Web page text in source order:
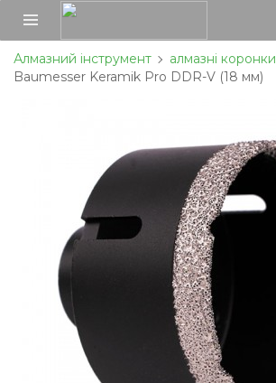
Алмазний інструмент алмазні коронки
Baumesser Keramik Pro DDR-V (18 мм)